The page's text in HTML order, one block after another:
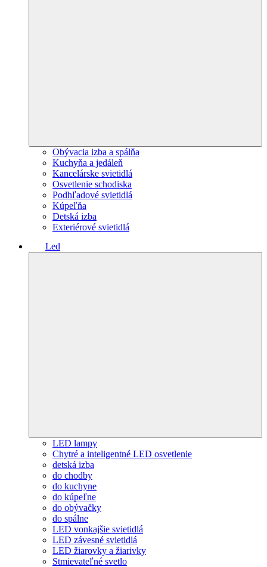
Obývacia izba a spálňa
Kuchyňa a jedáleň
Kancelárske svietidlá
Osvetlenie schodiska
Podhľadové svietidlá
Kúpeľňa
Detská izba
Exteriérové svietidlá
Led
LED lampy
Chytré a inteligentné LED osvetlenie
detská izba
do chodby
do kuchyne
do kúpeľne
do obývačky
do spálne
LED vonkajšie svietidlá
LED závesné svietidlá
LED žiarovky a žiarivky
Stmievateľné svetlo